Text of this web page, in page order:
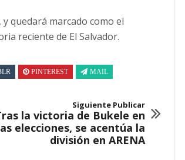
quedará marcado como el
reciente de El Salvador.
PINTEREST MAIL
Siguiente Publicar
la victoria de Bukele en
elecciones, se acentúa la
división en ARENA